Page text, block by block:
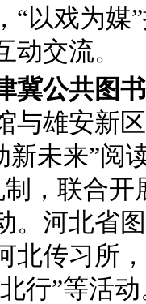
“以戏为媒
交流。
冀公共图
与雄安新
新未来”阅
，联合
。河北省
北传习所
行”等活